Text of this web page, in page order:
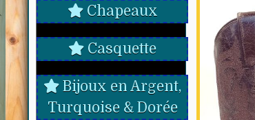
Chapeaux
Casquette
Bijoux en Argent,
Turquoise & Dorée